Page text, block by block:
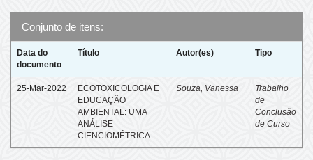
Conjunto de itens:
Data do
documento
Título Autor(es) Tipo
25-Mar-2022
ECOTOXICOLOGIA E
EDUCAÇÃO
AMBIENTAL: UMA
ANÁLISE
CIENCIOMÉTRICA
Souza, Vanessa
Trabalho
de
Conclusão
de Curso